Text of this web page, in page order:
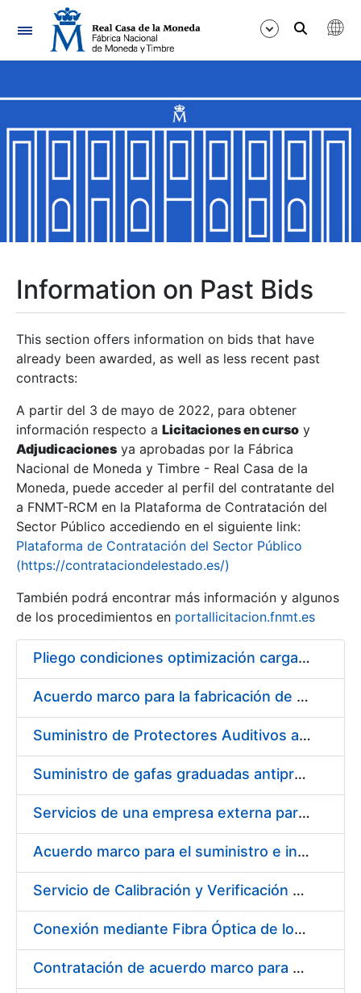
Navigation
Show/Hide
Show/Hide
Show/Hide
Show/Hide
Show/Hide
Show/Hide
Information on Past Bids
This section offers information on bids that have
already been awarded, as well as less recent past
contracts:
A partir del 3 de mayo de 2022, para obtener
información respecto a Licitaciones en curso y
Adjudicaciones ya aprobadas por la Fábrica
Nacional de Moneda y Timbre - Real Casa de la
Moneda, puede acceder al perfil del contratante del
a FNMT-RCM en la Plataforma de Contratación del
Sector Público accediendo en el siguiente link:
Plataforma de Contratación del Sector Público
(https://contrataciondelestado.es/)
También podrá encontrar más información y algunos
de los procedimientos en portallicitacion.fnmt.es
Pliego condiciones optimización cargas compras firmado
Acuerdo marco para la fabricación de piezas
Suministro de Protectores Auditivos a medida para las personas trabajadoras de los Centros de Trabajo de Madrid y Burgos
Suministro de gafas graduadas antiproyecciones para los trabajadores de la FNMT-RCM en los centros de trabajo de Madrid y Burgos
Servicios de una empresa externa para el asesoramiento y resolución de los recursos de alzada que se presentan relacionados con procesos de selección para la FNMT-RCM
Acuerdo marco para el suministro e instalación de persianas, estores y otros complementos
Servicio de Calibración y Verificación Externa de los Equipos de Medición del Servicio de Prevención de la FNMT-RCM
Conexión mediante Fibra Óptica de los Centros de Proceso de Datos (CPDs) de las sedes de la FNMT-RCM de Burgos y Madrid
Contratación de acuerdo marco para el Suministro de Material de Electricidad para la Fábrica Nacional de Moneda y Timbre-Real Casa de la Moneda en su centro de trabajo de Burgos